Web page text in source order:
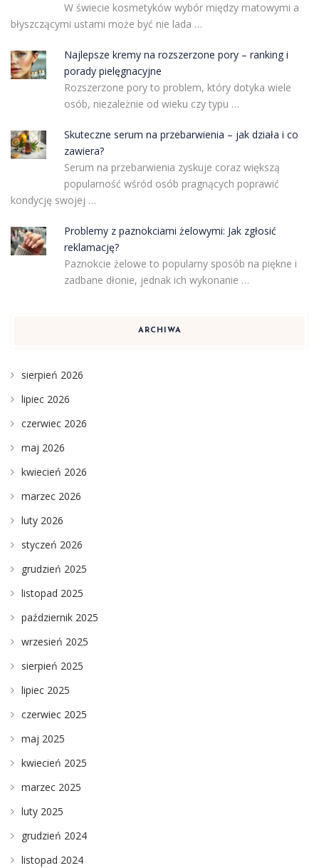
W świecie kosmetyków wybór między matowymi a
błyszczącymi ustami może być nie lada …
Najlepsze kremy na rozszerzone pory – ranking i
porady pielęgnacyjne
Rozszerzone pory to problem, który dotyka wiele
osób, niezależnie od wieku czy typu …
Skuteczne serum na przebarwienia – jak działa i co
zawiera?
Serum na przebarwienia zyskuje coraz większą
popularność wśród osób pragnących poprawić
kondycję swojej …
Problemy z paznokciami żelowymi: Jak zgłosić
reklamację?
Paznokcie żelowe to popularny sposób na piękne i
zadbane dłonie, jednak ich wykonanie …
ARCHIWA
sierpień 2026
lipiec 2026
czerwiec 2026
maj 2026
kwiecień 2026
marzec 2026
luty 2026
styczeń 2026
grudzień 2025
listopad 2025
październik 2025
wrzesień 2025
sierpień 2025
lipiec 2025
czerwiec 2025
maj 2025
kwiecień 2025
marzec 2025
luty 2025
grudzień 2024
listopad 2024